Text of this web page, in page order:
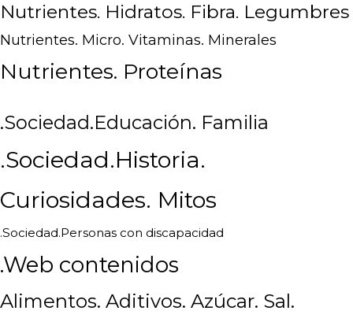
Nutrientes. Hidratos. Fibra. Legumbres
Nutrientes. Micro. Vitaminas. Minerales
Nutrientes. Proteínas
.Sociedad.Educación. Familia
.Sociedad.Historia.
Curiosidades. Mitos
.Sociedad.Personas con discapacidad
.Web contenidos
Alimentos. Aditivos. Azúcar. Sal.